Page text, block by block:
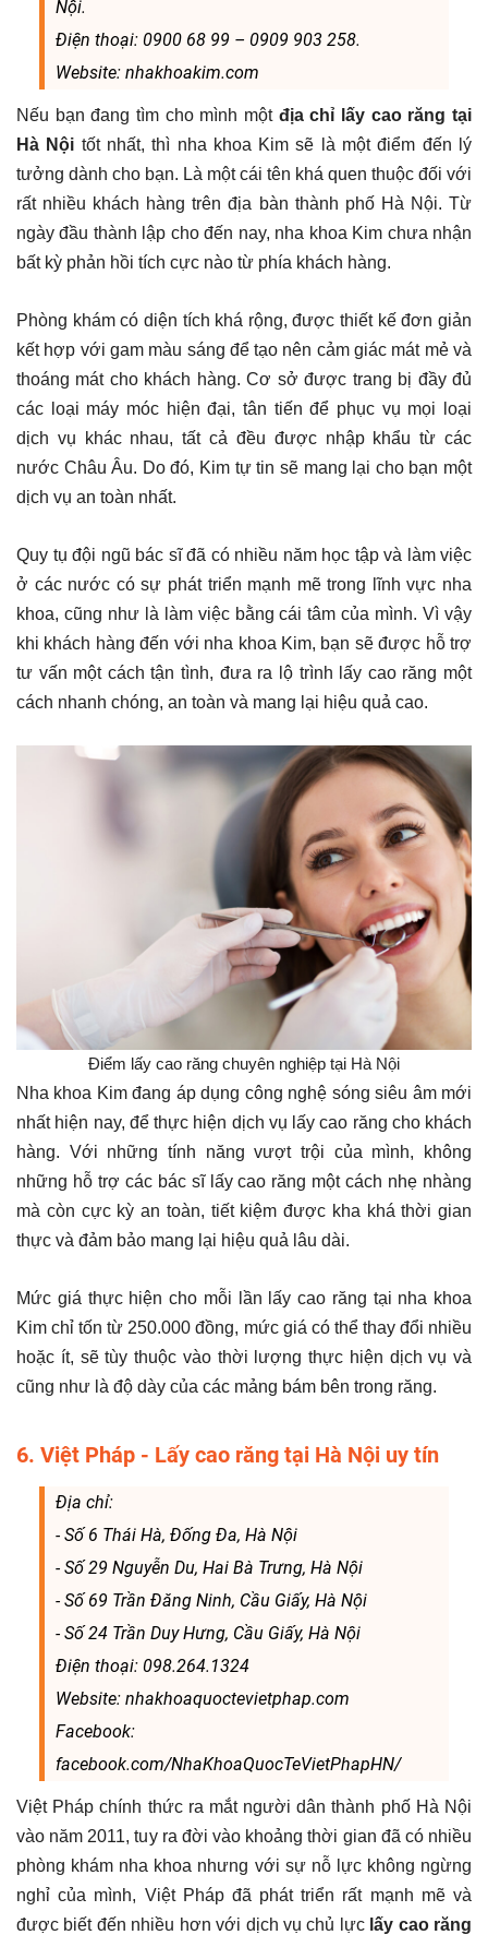
Nội.
Điện thoại: 0900 68 99 – 0909 903 258.
Website: nhakhoakim.com
Nếu bạn đang tìm cho mình một địa chỉ lấy cao răng tại
Hà Nội tốt nhất, thì nha khoa Kim sẽ là một điểm đến lý
tưởng dành cho bạn. Là một cái tên khá quen thuộc đối với
rất nhiều khách hàng trên địa bàn thành phố Hà Nội. Từ
ngày đầu thành lập cho đến nay, nha khoa Kim chưa nhận
bất kỳ phản hồi tích cực nào từ phía khách hàng.
Phòng khám có diện tích khá rộng, được thiết kế đơn giản
kết hợp với gam màu sáng để tạo nên cảm giác mát mẻ và
thoáng mát cho khách hàng. Cơ sở được trang bị đầy đủ
các loại máy móc hiện đại, tân tiến để phục vụ mọi loại
dịch vụ khác nhau, tất cả đều được nhập khẩu từ các
nước Châu Âu. Do đó, Kim tự tin sẽ mang lại cho bạn một
dịch vụ an toàn nhất.
Quy tụ đội ngũ bác sĩ đã có nhiều năm học tập và làm việc
ở các nước có sự phát triển mạnh mẽ trong lĩnh vực nha
khoa, cũng như là làm việc bằng cái tâm của mình. Vì vậy
khi khách hàng đến với nha khoa Kim, bạn sẽ được hỗ trợ
tư vấn một cách tận tình, đưa ra lộ trình lấy cao răng một
cách nhanh chóng, an toàn và mang lại hiệu quả cao.
Điểm lấy cao răng chuyên nghiệp tại Hà Nội
Nha khoa Kim đang áp dụng công nghệ sóng siêu âm mới
nhất hiện nay, để thực hiện dịch vụ lấy cao răng cho khách
hàng. Với những tính năng vượt trội của mình, không
những hỗ trợ các bác sĩ lấy cao răng một cách nhẹ nhàng
mà còn cực kỳ an toàn, tiết kiệm được kha khá thời gian
thực và đảm bảo mang lại hiệu quả lâu dài.
Mức giá thực hiện cho mỗi lần lấy cao răng tại nha khoa
Kim chỉ tốn từ 250.000 đồng, mức giá có thể thay đổi nhiều
hoặc ít, sẽ tùy thuộc vào thời lượng thực hiện dịch vụ và
cũng như là độ dày của các mảng bám bên trong răng.
6. Việt Pháp - Lấy cao răng tại Hà Nội uy tín
Địa chỉ:
- Số 6 Thái Hà, Đống Đa, Hà Nội
- Số 29 Nguyễn Du, Hai Bà Trưng, Hà Nội
- Số 69 Trần Đăng Ninh, Cầu Giấy, Hà Nội
- Số 24 Trần Duy Hưng, Cầu Giấy, Hà Nội
Điện thoại: 098.264.1324
Website: nhakhoaquoctevietphap.com
Facebook:
facebook.com/NhaKhoaQuocTeVietPhapHN/
Việt Pháp chính thức ra mắt người dân thành phố Hà Nội
vào năm 2011, tuy ra đời vào khoảng thời gian đã có nhiều
phòng khám nha khoa nhưng với sự nỗ lực không ngừng
nghỉ của mình, Việt Pháp đã phát triển rất mạnh mẽ và
được biết đến nhiều hơn với dịch vụ chủ lựclấy cao răng